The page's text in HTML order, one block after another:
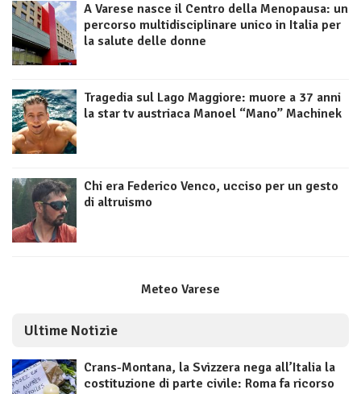
A Varese nasce il Centro della Menopausa: un
percorso multidisciplinare unico in Italia per
la salute delle donne
Tragedia sul Lago Maggiore: muore a 37 anni
la star tv austriaca Manoel “Mano” Machinek
Chi era Federico Venco, ucciso per un gesto
di altruismo
Meteo Varese
Ultime Notizie
Crans-Montana, la Svizzera nega all’Italia la
costituzione di parte civile: Roma fa ricorso